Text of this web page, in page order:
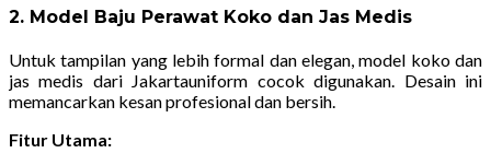
2. Model Baju Perawat Koko dan Jas Medis
Untuk tampilan yang lebih formal dan elegan, model koko dan
jas medis dari Jakartauniform cocok digunakan. Desain ini
memancarkan kesan profesional dan bersih.
Fitur Utama: